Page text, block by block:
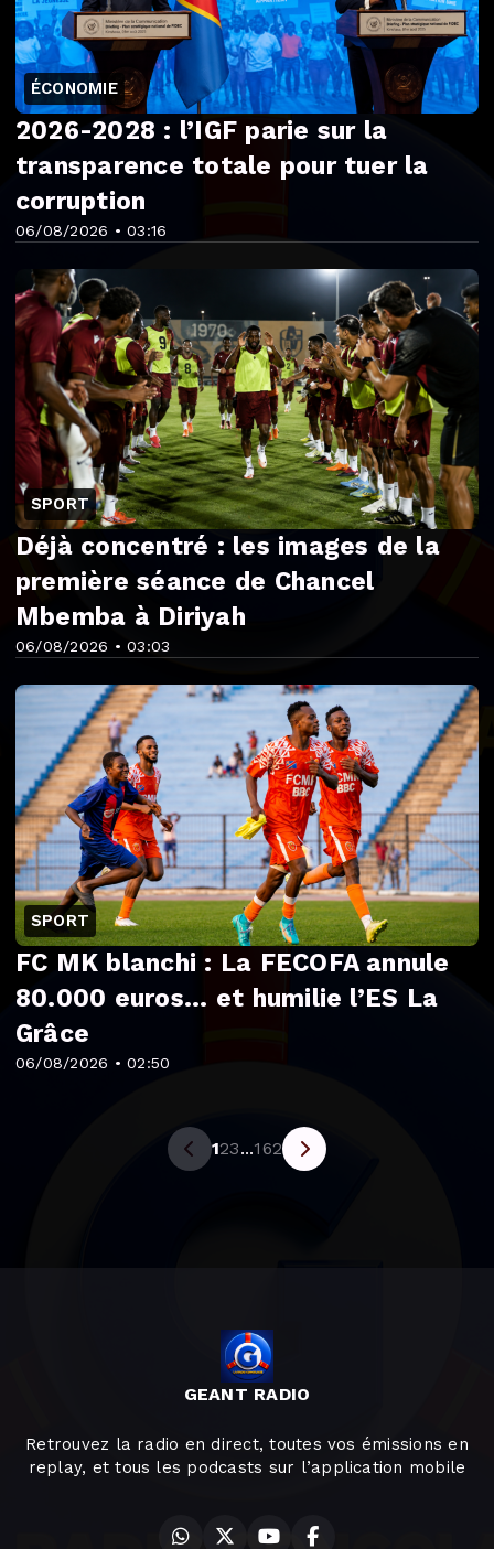
ÉCONOMIE
06/08/2026 • 03:16
2026-2028 : l’IGF parie sur la
transparence totale pour tuer la
corruption
SPORT
06/08/2026 • 03:03
Déjà concentré : les images de la
première séance de Chancel
Mbemba à Diriyah
SPORT
06/08/2026 • 02:50
FC MK blanchi : La FECOFA annule
80.000 euros... et humilie l’ES La
Grâce
123...162
GEANT RADIO
Retrouvez la radio en direct, toutes vos émissions en
replay, et tous les podcasts sur l’application mobile